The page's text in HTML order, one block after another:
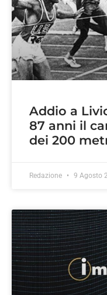
Addio a
87 anni il
dei 200
Redazione 9 Agosto